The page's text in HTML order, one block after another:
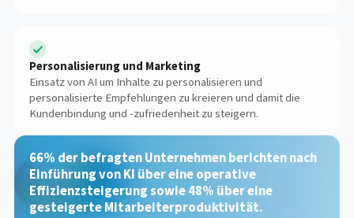
Personalisierung und Marketing
Einsatz von AI um Inhalte zu personalisieren und
personalisierte Empfehlungen zu kreieren und damit die
Kundenbindung und -zufriedenheit zu steigern.
66% der befragten Unternehmen berichten nach
Einführung von KI über eine operative
Effizienzsteigerung sowie 48% über eine
gesteigerte Mitarbeiterproduktivität.